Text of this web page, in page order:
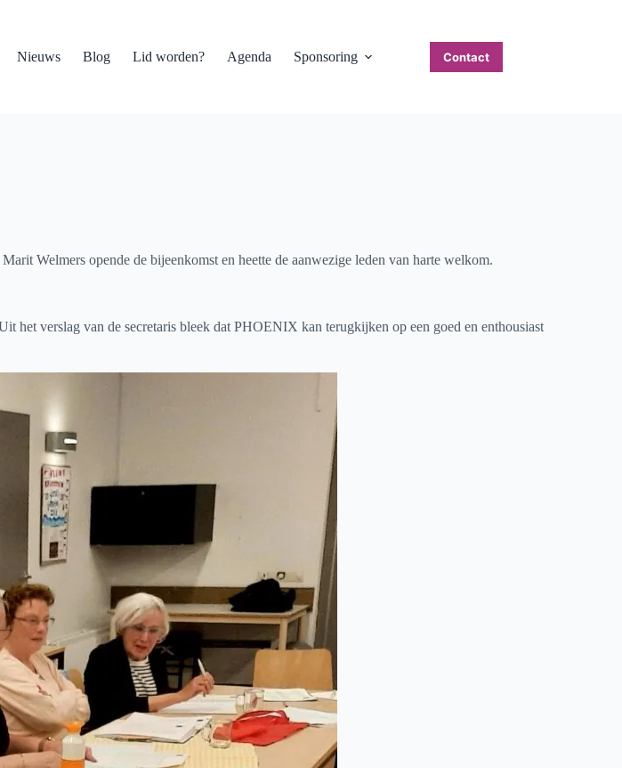
Nieuws Blog Lid worden? Agenda Sponsoring Contact
Welmers opende de bijeenkomst en heette de aanwezige leden van harte welkom.
het verslag van de secretaris bleek dat PHOENIX kan terugkijken op een goed en enthousiast